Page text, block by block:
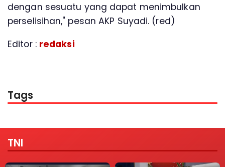
dengan sesuatu yang dapat menimbulkan
perselisihan," pesan AKP Suyadi. (red)
Editor : redaksi
Tags
TNI